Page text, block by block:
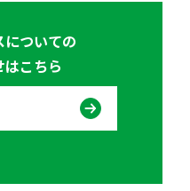
についての
こちら